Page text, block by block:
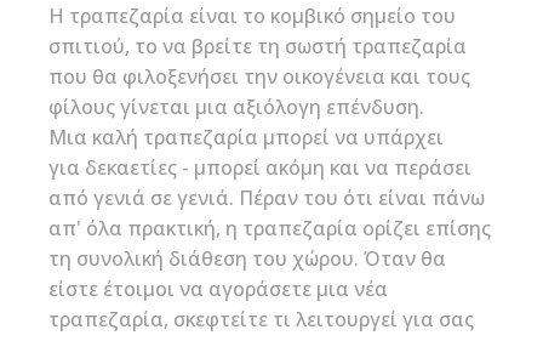
Η τραπεζαρία είναι το κομβικό σημείο του
σπιτιού, το να βρείτε τη σωστή τραπεζαρία
που θα φιλοξενήσει την οικογένεια και τους
φίλους γίνεται μια αξιόλογη επένδυση.
Μια καλή τραπεζαρία μπορεί να υπάρχει
για δεκαετίες - μπορεί ακόμη και να περάσει
από γενιά σε γενιά. Πέραν του ότι είναι πάνω
απ' όλα πρακτική, η τραπεζαρία ορίζει επίσης
τη συνολική διάθεση του χώρου. Όταν θα
είστε έτοιμοι να αγοράσετε μια νέα
τραπεζαρία, σκεφτείτε τι λειτουργεί για σας